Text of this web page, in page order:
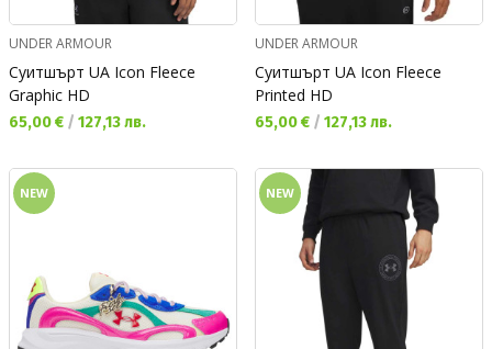
UNDER ARMOUR
Суитшърт UA Icon Fleece
Graphic HD
Текуща цена:
65,00 € / 127,13 лв.
UNDER ARMOUR
Суитшърт UA Icon Fleece
Printed HD
Текуща цена:
65,00 € / 127,13 лв.
NEW NEW